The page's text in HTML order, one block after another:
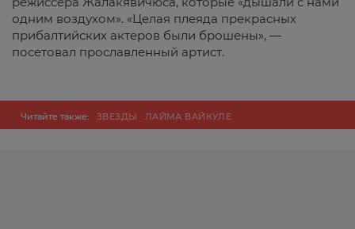
одним воздухом». «Целая плеяда прекрасных
прибалтийских актеров были брошены», —
посетовал прославленный артист.
Читайте также: ЗВЕЗДЫ ЛАЙМА ВАЙКУЛЕ